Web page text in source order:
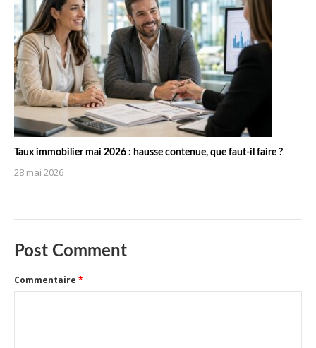
Taux immobilier mai 2026 : hausse contenue, que faut-il faire ?
28 mai 2026
Post Comment
Commentaire *